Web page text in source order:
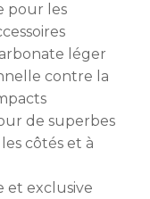
pour les
léger
contre la
de superbes
côtés et à
et exclusive